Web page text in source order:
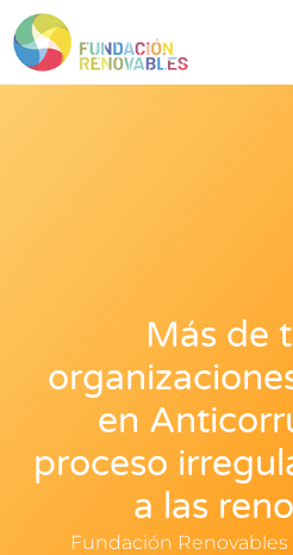
Más de
en
proceso
a las
Fundación Renovables